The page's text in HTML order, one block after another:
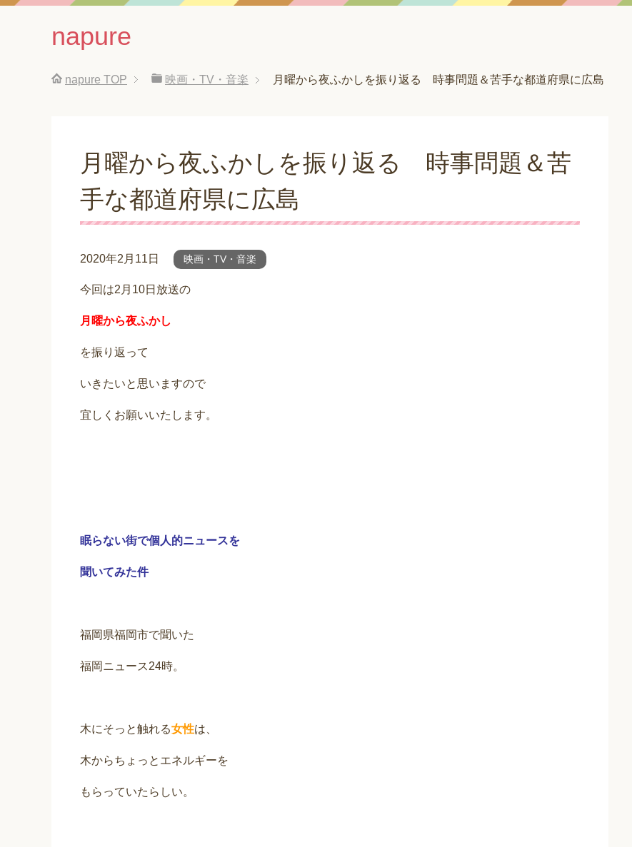
napure
napure TOP 映画・TV・音楽 月曜から夜ふかしを振り返る 時事問題＆苦手な都道府県に広島
月曜から夜ふかしを振り返る 時事問題＆苦
手な都道府県に広島
2020年2月11日 映画・TV・音楽
今回は2月10日放送の
月曜から夜ふかし
を振り返って
いきたいと思いますので
宜しくお願いいたします。
眠らない街で個人的ニュースを
聞いてみた件
福岡県福岡市で聞いた
福岡ニュース24時。
木にそっと触れる女性は、
木からちょっとエネルギーを
もらっていたらしい。